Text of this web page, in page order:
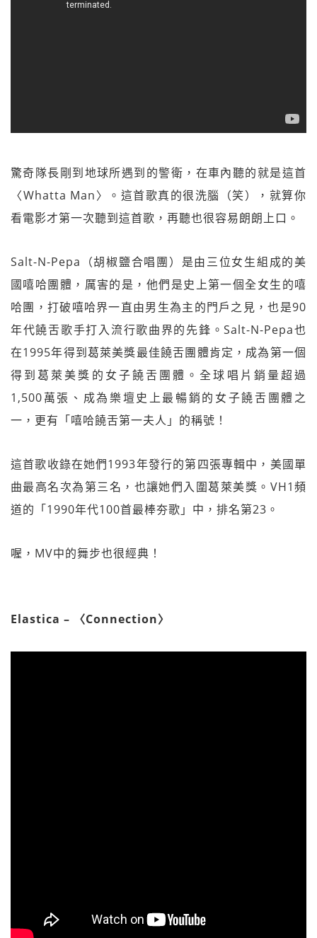
驚奇隊長剛到地球所遇到的警衛，在車內聽的就是這首
〈Whatta Man〉。這首歌真的很洗腦（笑），就算你
看電影才第一次聽到這首歌，再聽也很容易朗朗上口。
Salt-N-Pepa（胡椒鹽合唱團）是由三位女生組成的美
國嘻哈團體，厲害的是，他們是史上第一個全女生的嘻
哈團，打破嘻哈界一直由男生為主的門戶之見，也是90
年代饒舌歌手打入流行歌曲界的先鋒。Salt-N-Pepa也
在1995年得到葛萊美獎最佳饒舌團體肯定，成為第一個
得到葛萊美獎的女子饒舌團體。全球唱片銷量超過
1,500萬張、成為樂壇史上最暢銷的女子饒舌團體之
一，更有「嘻哈饒舌第一夫人」的稱號！
這首歌收錄在她們1993年發行的第四張專輯中，美國單
曲最高名次為第三名，也讓她們入圍葛萊美獎。VH1頻
道的「1990年代100首最棒夯歌」中，排名第23。
喔，MV中的舞步也很經典！
Elastica – 〈Connection〉